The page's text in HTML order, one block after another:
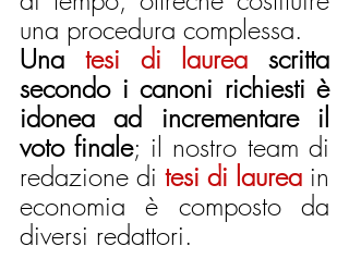
una procedura complessa.
Una tesi di laurea scritta
secondo i canoni richiesti è
idonea ad incrementare il
voto finale; il nostro team di
redazione di tesi di laurea in
economia è composto da
diversi redattori.